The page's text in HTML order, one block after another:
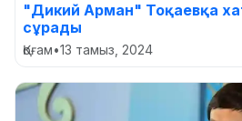
"Дикий Арман" Тоқаевқа
сұрады
Қоғам•13 тамыз, 2024